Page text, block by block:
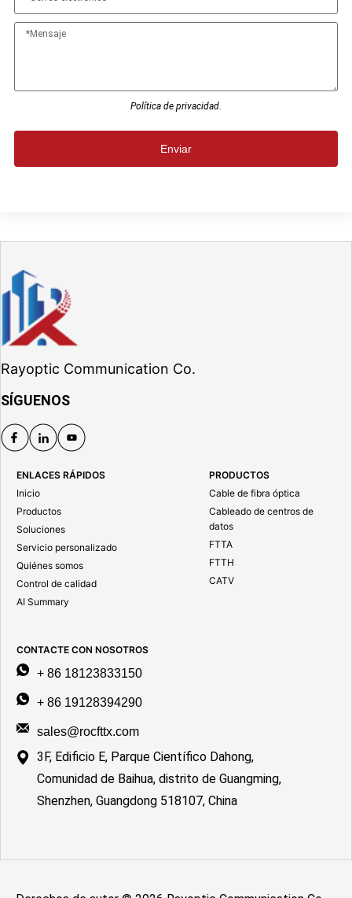
Política de privacidad.
Enviar
Rayoptic Communication Co.
SÍGUENOS
ENLACES RÁPIDOS
Inicio
Productos
Soluciones
Servicio personalizado
Quiénes somos
Control de calidad
AI Summary
PRODUCTOS
Cable de fibra óptica
Cableado de centros de
datos
FTTA
FTTH
CATV
CONTACTE CON NOSOTROS
+ 86 18123833150
+ 86 19128394290
sales@rocfttx.com
3F, Edificio E, Parque Científico Dahong,
Comunidad de Baihua, distrito de Guangming,
Shenzhen, Guangdong 518107, China